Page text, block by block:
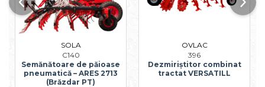
SOLA
C140
Semănătoare de păioase
pneumatică – ARES 2713
(Brăzdar PT)
OVLAC
396
Dezmiriștitor combinat
tractat VERSATILL